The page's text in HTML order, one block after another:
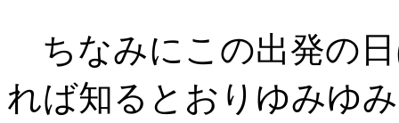
ちなみにこの出発の
れば知るとおりゆみゆ